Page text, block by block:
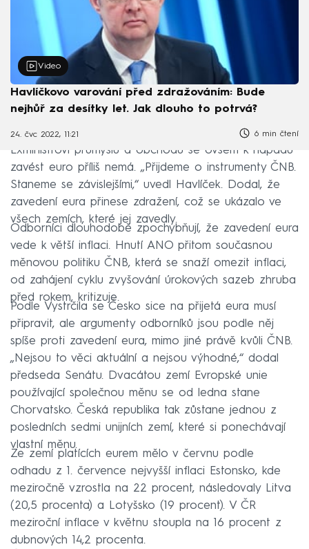
Video
Havlíčkovo varování před zdražováním: Bude
nejhůř za desítky let. Jak dlouho to potrvá?
24. čvc 2022, 11:21 6 min čtení
Exministrovi průmyslu a obchodu se ovšem k nápadu
zavést euro příliš nemá. „Přijdeme o instrumenty ČNB.
Staneme se závislejšími,“ uvedl Havlíček. Dodal, že
zavedení eura přinese zdražení, což se ukázalo ve
všech zemích, které jej zavedly.
Odborníci dlouhodobě zpochybňují, že zavedení eura
vede k větší inflaci. Hnutí ANO přitom současnou
měnovou politiku ČNB, která se snaží omezit inflaci,
od zahájení cyklu zvyšování úrokových sazeb zhruba
před rokem, kritizuje.
Podle Vystrčila se Česko sice na přijetá eura musí
připravit, ale argumenty odborníků jsou podle něj
spíše proti zavedení eura, mimo jiné právě kvůli ČNB.
„Nejsou to věci aktuální a nejsou výhodné,“ dodal
předseda Senátu. Dvacátou zemí Evropské unie
používající společnou měnu se od ledna stane
Chorvatsko. Česká republika tak zůstane jednou z
posledních sedmi unijních zemí, které si ponechávají
vlastní měnu.
Ze zemí platících eurem mělo v červnu podle
odhadu z 1. července nejvyšší inflaci Estonsko, kde
meziročně vzrostla na 22 procent, následovaly Litva
(20,5 procenta) a Lotyšsko (19 procent). V ČR
meziroční inflace v květnu stoupla na 16 procent z
dubnových 14,2 procenta.